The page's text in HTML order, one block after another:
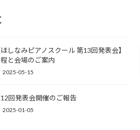
ほしなみピアノスクール 第13回発表会】
と会場のご案内
2025-05-15
回発表会開催のご報告
2025-01-05